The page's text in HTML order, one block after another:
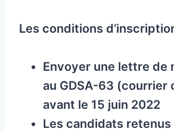
Les conditions
Envoyer une lettre de
au GDSA-63 (courrier
avant le 15 juin 2022
Les candidats